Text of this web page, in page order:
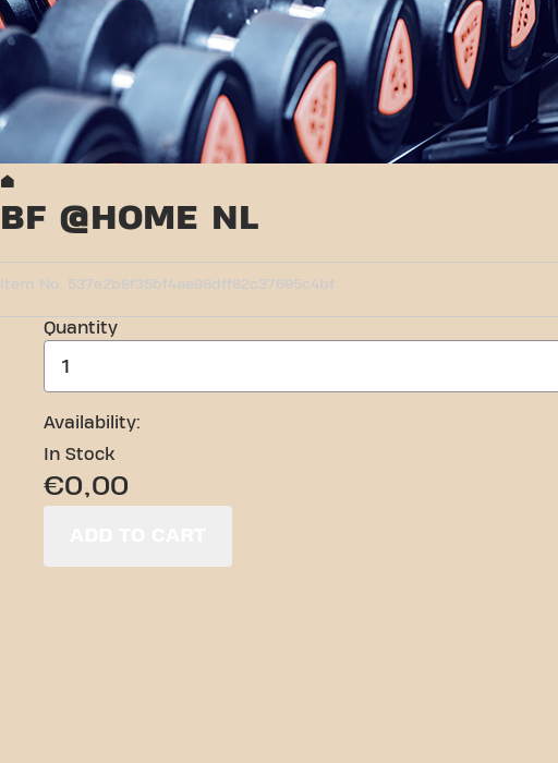
BF @HOME NL
Item No. 537e2b8f35bf4ae98dff82c37695c4bf
5 out of 5 Customer Rating
Quantity
Availability:
In Stock
€0,00